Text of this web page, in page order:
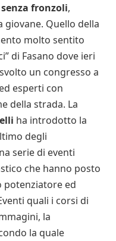
fronzoli,
Quello della
molto sentito
di Fasano dove ieri
un congresso a
esperti con
della strada. La
ha introdotto la
degli
serie di eventi
che hanno posto
potenziatore ed
quali i corsi di
la
la quale